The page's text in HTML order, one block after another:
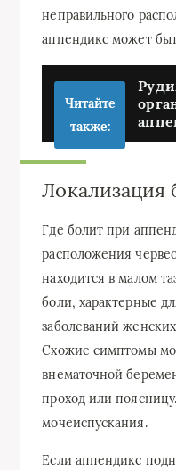
неправильного
аппендикс может
Читайте
также:
Локализация
Где болит при
расположения
находится в малом
боли, характерные
заболеваний
Схожие симптомы
внематочной
проход или
мочеиспускания.
Если аппендикс